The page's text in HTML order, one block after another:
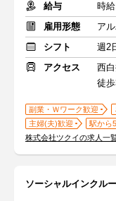
給与
時
雇用形態
ア
シフト
週2
アクセス
西
徒
副業・Ｗワーク歓迎
主婦(夫)歓迎
駅から
株式会社ツクイの求人一
ソーシャルインクル